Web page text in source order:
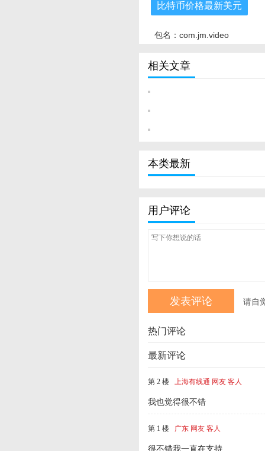
比特币价格最新美元
包名：com.jm.video
相关文章
本类最新
用户评论
请自
热门评论
最新评论
第 2 楼 上海有线通 网友 客人
我也觉得很不错
第 1 楼 广东 网友 客人
很不错我一直在支持